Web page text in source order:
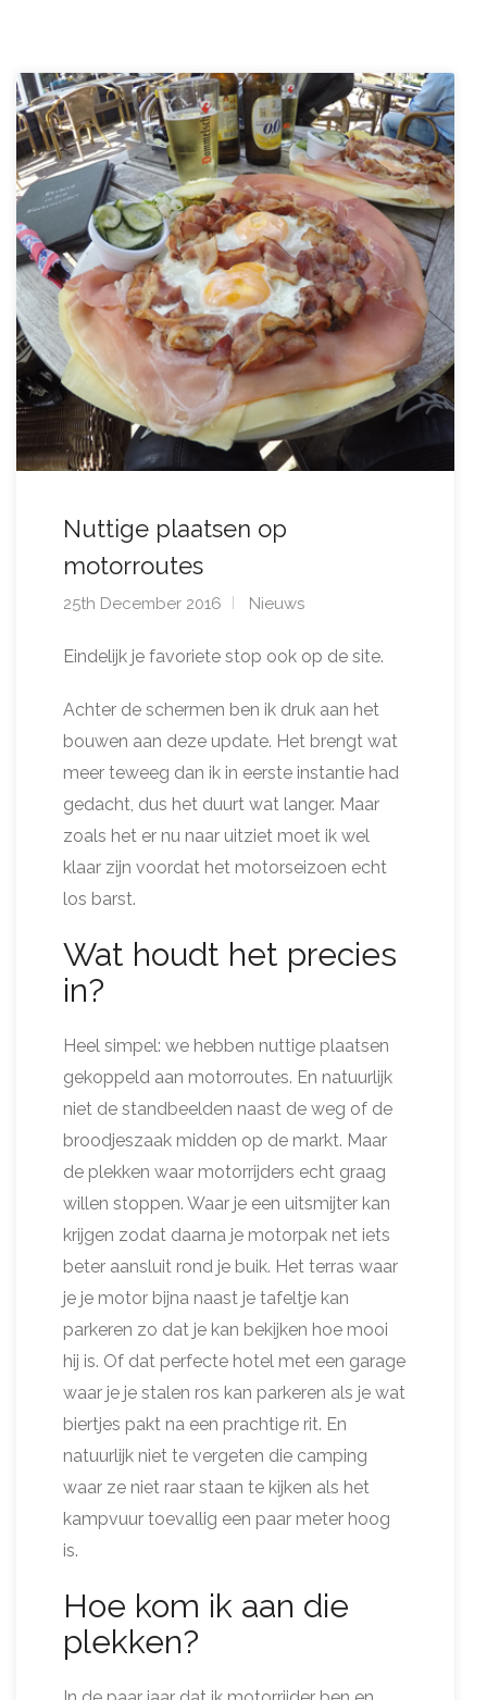
Nuttige plaatsen op
motorroutes
25th December 2016 Nieuws
Eindelijk je favoriete stop ook op de site.
Achter de schermen ben ik druk aan het
bouwen aan deze update. Het brengt wat
meer teweeg dan ik in eerste instantie had
gedacht, dus het duurt wat langer. Maar
zoals het er nu naar uitziet moet ik wel
klaar zijn voordat het motorseizoen echt
los barst.
Wat houdt het precies
in?
Heel simpel: we hebben nuttige plaatsen
gekoppeld aan motorroutes. En natuurlijk
niet de standbeelden naast de weg of de
broodjeszaak midden op de markt. Maar
de plekken waar motorrijders echt graag
willen stoppen. Waar je een uitsmijter kan
krijgen zodat daarna je motorpak net iets
beter aansluit rond je buik. Het terras waar
je je motor bijna naast je tafeltje kan
parkeren zo dat je kan bekijken hoe mooi
hij is. Of dat perfecte hotel met een garage
waar je je stalen ros kan parkeren als je wat
biertjes pakt na een prachtige rit. En
natuurlijk niet te vergeten die camping
waar ze niet raar staan te kijken als het
kampvuur toevallig een paar meter hoog
is.
Hoe kom ik aan die
plekken?